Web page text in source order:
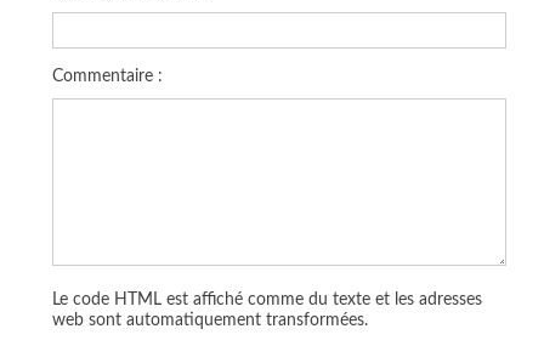
Commentaire :
Le code HTML est affiché comme du texte et les adresses
web sont automatiquement transformées.